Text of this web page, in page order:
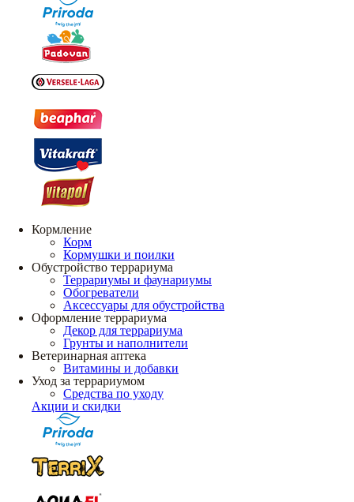
Кормление
Корм
Кормушки и поилки
Обустройство террариума
Террариумы и фаунариумы
Обогреватели
Аксессуары для обустройства
Оформление террариума
Декор для террариума
Грунты и наполнители
Ветеринарная аптека
Витамины и добавки
Уход за террариумом
Средства по уходу
Акции и скидки